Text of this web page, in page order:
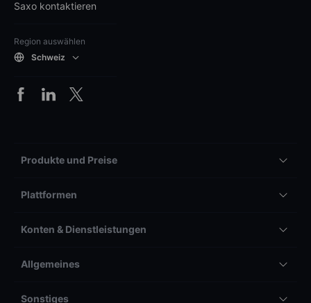
Saxo kontaktieren
Region auswählen
Schweiz
Produkte und Preise
Plattformen
Konten & Dienstleistungen
Allgemeines
Sonstiges